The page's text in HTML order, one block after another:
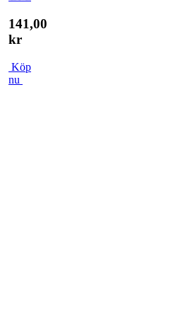
141,00
kr
Köp
nu